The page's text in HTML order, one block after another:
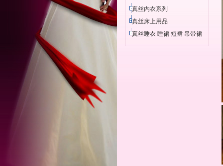
真丝内衣系列
真丝床上用品
真丝睡衣 睡裙 短裙 吊带裙